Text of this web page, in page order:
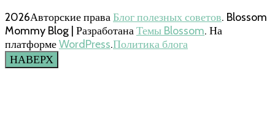
2026Авторские праваБлог полезных советов. Blossom
Mommy Blog | РазработанаТемы Blossom. На
платформеWordPress.Политика блога
НАВЕРХ